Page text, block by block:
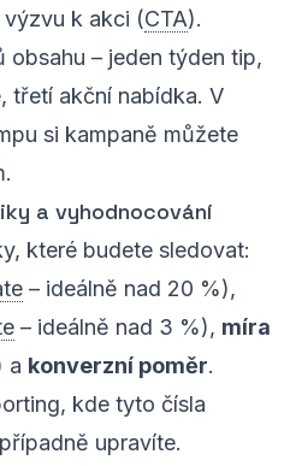
výzvu k akci (CTA).
obsahu – jeden týden tip,
třetí akční nabídka. V
si kampaně můžete
a vyhodnocování
které budete sledovat:
– ideálně nad 20 %),
– ideálně nad 3 %), míra
a konverzní poměr.
kde tyto čísla
upravíte.